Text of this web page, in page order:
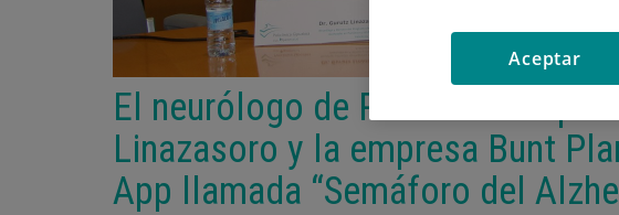
El neurólogo de Policlínica
Linazasoro y la empresa Bunt
App llamada “Semáforo del
Aceptar